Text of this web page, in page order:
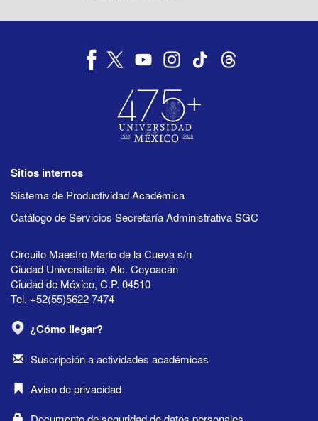
Sitios internos
Sistema de Productividad Académica
Catálogo de Servicios Secretaría Administrativa SGC
Circuito Maestro Mario de la Cueva s/n
Ciudad Universitaria, Alc. Coyoacán
Ciudad de México, C.P. 04510
Tel. +52(55)5622 7474
¿Cómo llegar?
Suscripción a actividades académicas
Aviso de privacidad